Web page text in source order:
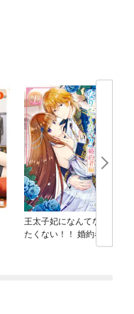
王太子妃になんてなり
たくない！！ 婚約者編